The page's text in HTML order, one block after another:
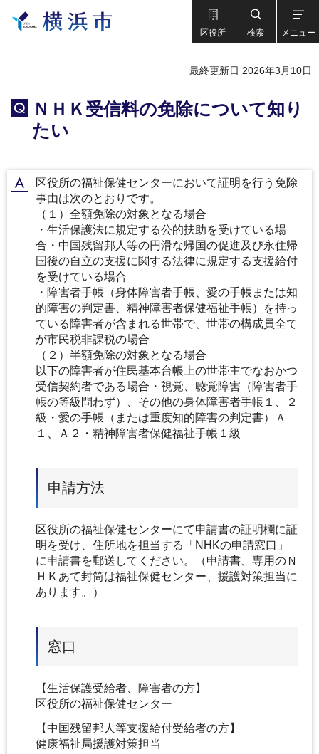
区役所 検索 メニュー
最終更新日 2026年3月10日
Q
ＮＨＫ受信料の免除について知り
たい
A区役所の福祉保健センターにおいて証明を行う免除
事由は次のとおりです。
（１）全額免除の対象となる場合
・生活保護法に規定する公的扶助を受けている場
合・中国残留邦人等の円滑な帰国の促進及び永住帰
国後の自立の支援に関する法律に規定する支援給付
を受けている場合
・障害者手帳（身体障害者手帳、愛の手帳または知
的障害の判定書、精神障害者保健福祉手帳）を持っ
ている障害者が含まれる世帯で、世帯の構成員全て
が市民税非課税の場合
（２）半額免除の対象となる場合
以下の障害者が住民基本台帳上の世帯主でなおかつ
受信契約者である場合・視覚、聴覚障害（障害者手
帳の等級問わず）、その他の身体障害者手帳１、２
級・愛の手帳（または重度知的障害の判定書）Ａ
１、Ａ２・精神障害者保健福祉手帳１級
申請方法
区役所の福祉保健センターにて申請書の証明欄に証
明を受け、住所地を担当する「NHKの申請窓口」
に申請書を郵送してください。（申請書、専用のＮ
ＨＫあて封筒は福祉保健センター、援護対策担当に
あります。）
窓口
【生活保護受給者、障害者の方】
区役所の福祉保健センター
【中国残留邦人等支援給付受給者の方】
健康福祉局援護対策担当